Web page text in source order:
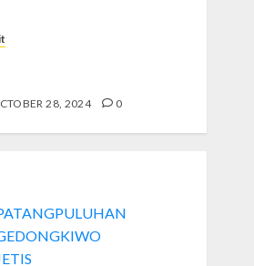
28, 2024 0
26, 2024